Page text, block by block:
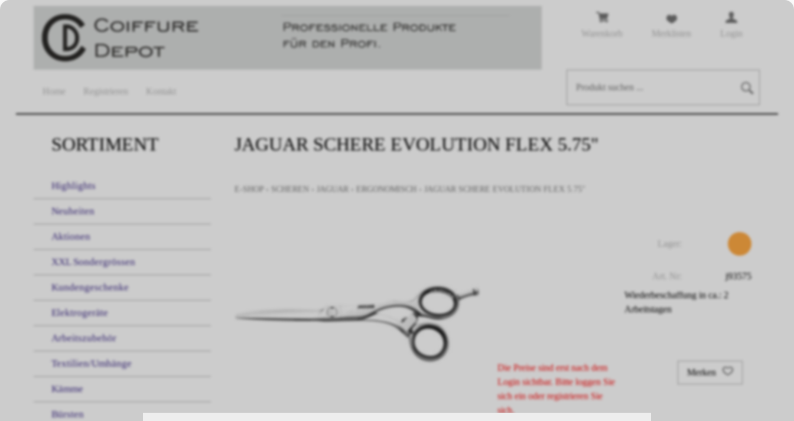
SORTIMENT
Highlights
Neuheiten
Aktionen
XXL Sondergrössen
Kundengeschenke
Elektrogeräte
Arbeitszubehör
Textilien/Umhänge
Kämme
Bürsten
JAGUAR SCHERE EVOLUTION FLEX 5.75"
E-SHOP SCHEREN JAGUAR ERGONOMISCH JAGUAR SCHERE EVOLUTION FLEX 5.75"
j93575
Wiederbeschaffung in ca.: 2
Arbeitstagen
Die Preise sind erst nach dem
Login sichtbar. Bitte loggen Sie
sich ein oder registrieren Sie
sich.
Merken